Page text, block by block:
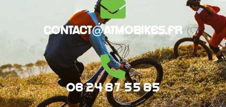
contact@atmobikes.fr
06 24 87 55 85